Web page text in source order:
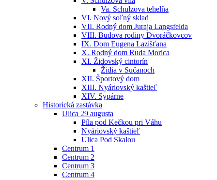
Va. Schulzova tehelňa
VI. Nový soľný sklad
VII. Rodný dom Juraja Langsfelda
VIII. Budova rodiny Dvoráčkovcov
IX. Dom Eugena Lazišťana
X. Rodný dom Ruda Morica
XI. Židovský cintorín
Židia v Sučanoch
XII. Športový dom
XIII. Nyáriovský kaštieľ
XIV. Sypárne
Historická zastávka
Ulica 29 augusta
Píla pod Kečkou pri Váhu
Nyáriovský kaštieľ
Ulica Pod Skalou
Centrum 1
Centrum 2
Centrum 3
Centrum 4